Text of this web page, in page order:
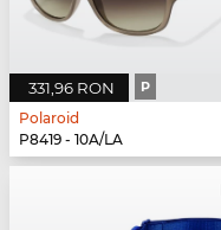
331,96 RON P
Polaroid
P8419 - 10A/LA